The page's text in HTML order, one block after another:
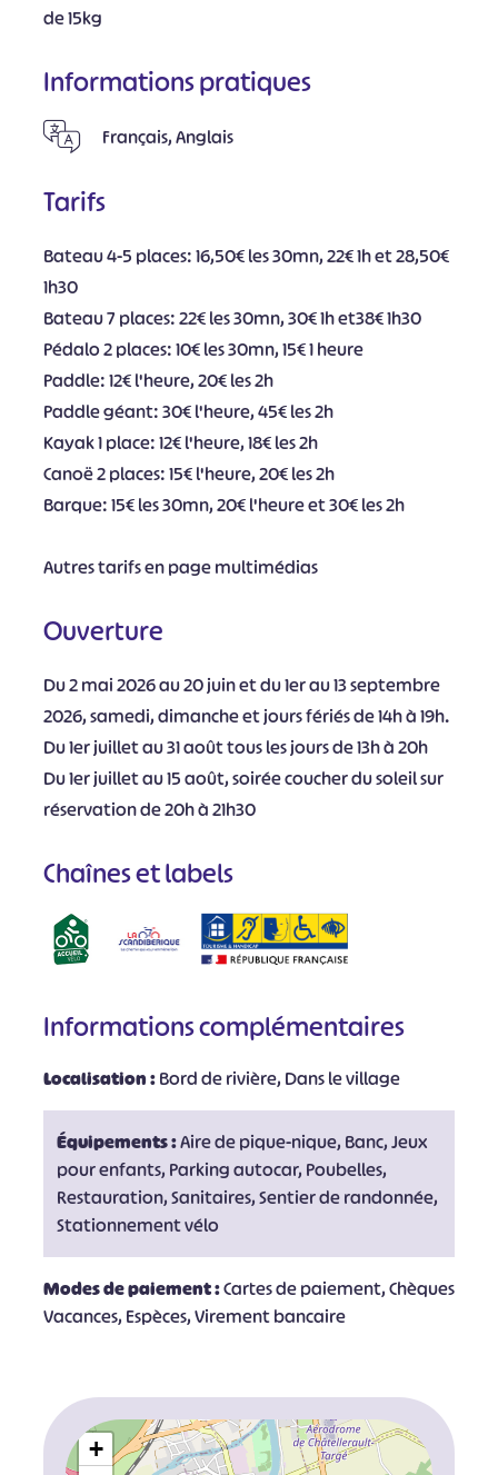
de 15kg
Informations pratiques
Français, Anglais
Tarifs
Bateau 4-5 places: 16,50€ les 30mn, 22€ 1h et 28,50€
1h30
Bateau 7 places: 22€ les 30mn, 30€ 1h et38€ 1h30
Pédalo 2 places: 10€ les 30mn, 15€ 1 heure
Paddle: 12€ l'heure, 20€ les 2h
Paddle géant: 30€ l'heure, 45€ les 2h
Kayak 1 place: 12€ l'heure, 18€ les 2h
Canoë 2 places: 15€ l'heure, 20€ les 2h
Barque: 15€ les 30mn, 20€ l'heure et 30€ les 2h
Autres tarifs en page multimédias
Ouverture
Du 2 mai 2026 au 20 juin et du 1er au 13 septembre
2026, samedi, dimanche et jours fériés de 14h à 19h.
Du 1er juillet au 31 août tous les jours de 13h à 20h
Du 1er juillet au 15 août, soirée coucher du soleil sur
réservation de 20h à 21h30
Chaînes et labels
Informations complémentaires
Localisation :Bord de rivière, Dans le village
Équipements :Aire de pique-nique, Banc, Jeux
pour enfants, Parking autocar, Poubelles,
Restauration, Sanitaires, Sentier de randonnée,
Stationnement vélo
Modes de paiement :Cartes de paiement, Chèques
Vacances, Espèces, Virement bancaire
+